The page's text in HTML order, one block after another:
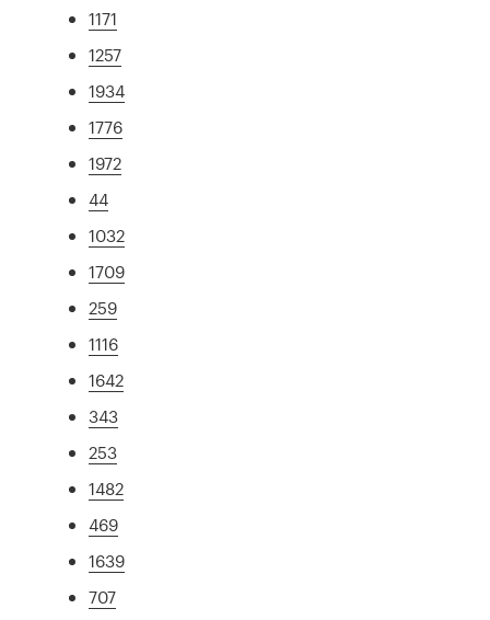
1171
1257
1934
1776
1972
44
1032
1709
259
1116
1642
343
253
1482
469
1639
707